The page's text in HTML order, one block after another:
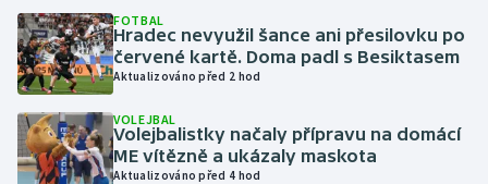
Lyže a snowboard
Moderní pětiboj
Motorsport
Olympijské hry
FOTBAL
Hradec nevyužil šance ani přesilovku po
červené kartě. Doma padl s Besiktasem
Aktualizováno před 2 hod
VOLEJBAL
Volejbalistky načaly přípravu na domácí
ME vítězně a ukázaly maskota
Aktualizováno před 4 hod